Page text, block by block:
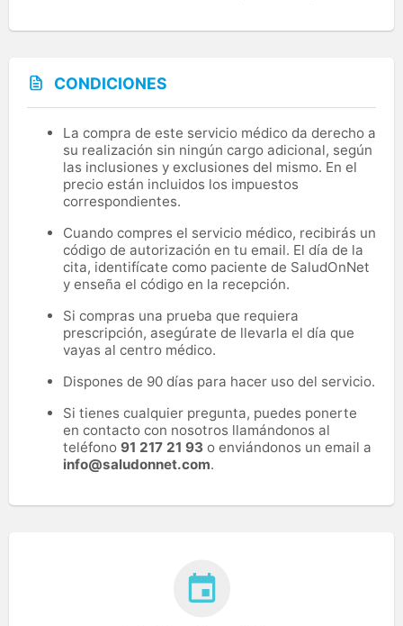
CONDICIONES
La compra de este servicio médico da derecho a
su realización sin ningún cargo adicional, según
las inclusiones y exclusiones del mismo. En el
precio están incluidos los impuestos
correspondientes.
Cuando compres el servicio médico, recibirás un
código de autorización en tu email. El día de la
cita, identifícate como paciente de SaludOnNet
y enseña el código en la recepción.
Si compras una prueba que requiera
prescripción, asegúrate de llevarla el día que
vayas al centro médico.
Dispones de 90 días para hacer uso del servicio.
Si tienes cualquier pregunta, puedes ponerte
en contacto con nosotros llamándonos al
teléfono 91 217 21 93 o enviándonos un email a
info@saludonnet.com.